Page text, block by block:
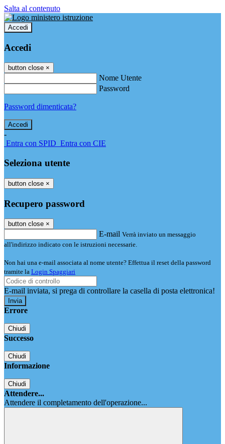
Salta al contenuto
Accedi
Accedi
button close ×
Nome Utente
Password
Password dimenticata?
-
Entra con SPID Entra con CIE
Seleziona utente
button close ×
Recupero password
button close ×
E-mail Verrà inviato un messaggio
all'indirizzo indicato con le istruzioni necessarie.
Non hai una e-mail associata al nome utente? Effettua il reset della password
tramite la Login Spaggiari
E-mail inviata, si prega di controllare la casella di posta elettronica!
Errore
Chiudi
Successo
Chiudi
Informazione
Chiudi
Attendere...
Attendere il completamento dell'operazione...